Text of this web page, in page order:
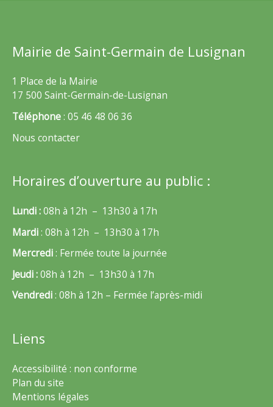
Mairie de Saint-Germain de Lusignan
1 Place de la Mairie
17 500 Saint-Germain-de-Lusignan
Téléphone: 05 46 48 06 36
Nous contacter
Horaires d’ouverture au public :
Lundi :08h à 12h – 13h30 à 17h
Mardi: 08h à 12h – 13h30 à 17h
Mercredi: Fermée toute la journée
Jeudi :08h à 12h – 13h30 à 17h
Vendredi: 08h à 12h – Fermée l’après-midi
Liens
Accessibilité : non conforme
Plan du site
Mentions légales